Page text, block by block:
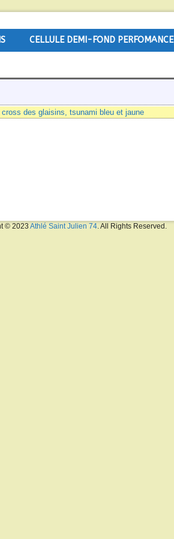
CELLULE DEMI-FOND PERFOMANCE
des glaisins, tsunami bleu et jaune
© 2023 Athlé Saint Julien 74 . All Rights Reserved.